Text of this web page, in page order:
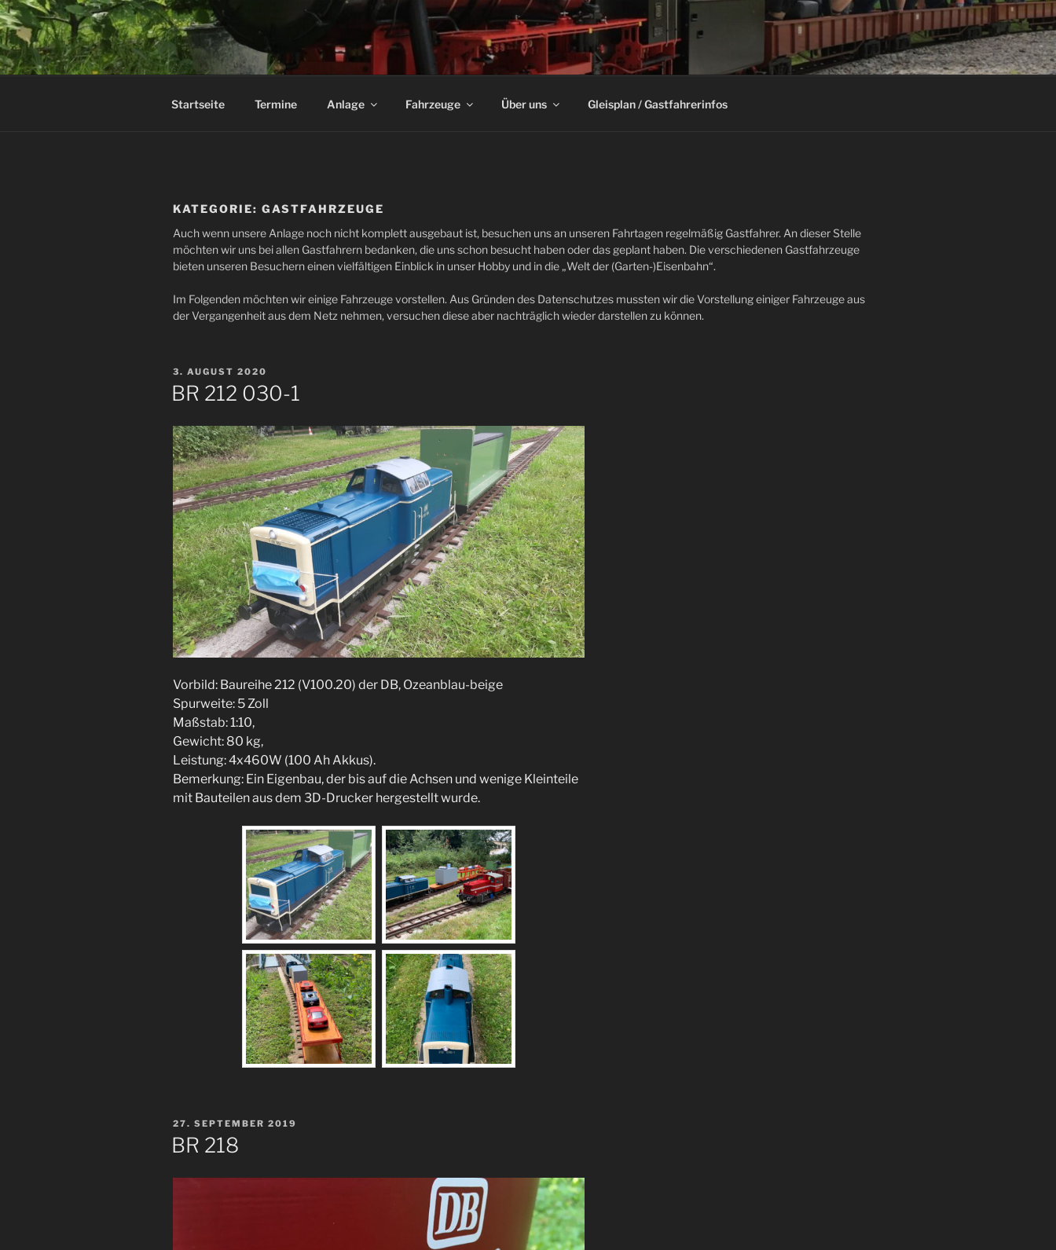
Zum
Inhalt
springen
DAMPF-BAHN-CLUB SPROCKHÖVEL E.V.
Startseite Termine Anlage Fahrzeuge Über uns Gleisplan / Gastfahrerinfos
KATEGORIE: GASTFAHRZEUGE
Auch wenn unsere Anlage noch nicht komplett ausgebaut ist, besuchen uns an unseren Fahrtagen regelmäßig Gastfahrer. An dieser Stelle
möchten wir uns bei allen Gastfahrern bedanken, die uns schon besucht haben oder das geplant haben. Die verschiedenen Gastfahrzeuge
bieten unseren Besuchern einen vielfältigen Einblick in unser Hobby und in die „Welt der (Garten-)Eisenbahn“.
Im Folgenden möchten wir einige Fahrzeuge vorstellen. Aus Gründen des Datenschutzes mussten wir die Vorstellung einiger Fahrzeuge aus
der Vergangenheit aus dem Netz nehmen, versuchen diese aber nachträglich wieder darstellen zu können.
VERÖFFENTLICHT
AM
3. AUGUST 2020
BR 212 030-1
Vorbild: Baureihe 212 (V100.20) der DB, Ozeanblau-beige
Spurweite: 5 Zoll
Maßstab: 1:10,
Gewicht: 80 kg,
Leistung: 4x460W (100 Ah Akkus).
Bemerkung: Ein Eigenbau, der bis auf die Achsen und wenige Kleinteile
mit Bauteilen aus dem 3D-Drucker hergestellt wurde.
VERÖFFENTLICHT
AM
27. SEPTEMBER 2019
BR 218